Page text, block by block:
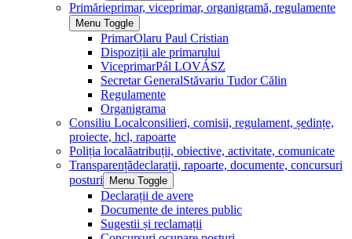
Primărieprimar, viceprimar, organigramă, regulamente
Menu Toggle
PrimarOlaru Paul Cristian
Dispoziții ale primarului
ViceprimarPál LOVÁSZ
Secretar GeneralStăvariu Tudor Călin
Regulamente
Organigrama
Consiliu Localconsilieri, comisii, regulament, ședințe,
proiecte, hcl, rapoarte
Poliția localăatribuții, obiective, activitate, comunicate
Transparențădeclarații, rapoarte, documente, concursuri
posturi
Menu Toggle
Declarații de avere
Documente de interes public
Sugestii și reclamații